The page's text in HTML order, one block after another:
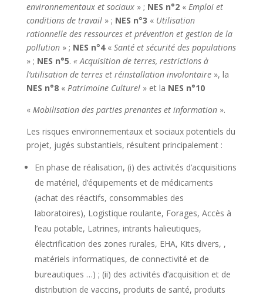
environnementaux et sociaux » ; NES n°2 « Emploi et
conditions de travail » ; NES n°3 « Utilisation
rationnelle des ressources et prévention et gestion de la
pollution » ; NES n°4 « Santé et sécurité des populations
» ; NES n°5. « Acquisition de terres, restrictions à
l’utilisation de terres et réinstallation involontaire », la
NES n°8 « Patrimoine Culturel » et la NES n°10
« Mobilisation des parties prenantes et information ».
Les risques environnementaux et sociaux potentiels du
projet, jugés substantiels, résultent principalement :
En phase de réalisation, (i) des activités d’acquisitions
de matériel, d’équipements et de médicaments
(achat des réactifs, consommables des
laboratoires), Logistique roulante, Forages, Accès à
l’eau potable, Latrines, intrants halieutiques,
électrification des zones rurales, EHA, Kits divers, ,
matériels informatiques, de connectivité et de
bureautiques …) ; (ii) des activités d’acquisition et de
distribution de vaccins, produits de santé, produits